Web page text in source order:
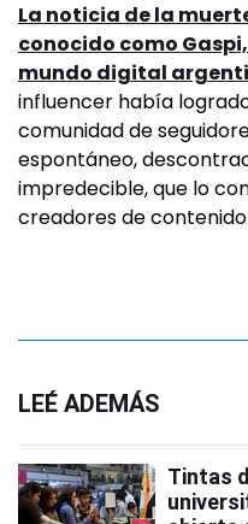
La noticia de la
conocido como
mundo digital
influencer había
comunidad de
espontáneo,
impredecible, que lo
creadores de
LEÉ ADEMÁS
Tintas